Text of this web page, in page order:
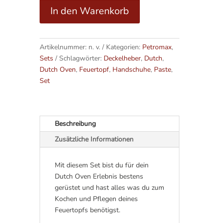
-
ohne
Füße,
Deckelheber,
Ringreiniger,
Menge
In den Warenkorb
l
t
e
r
n
i
v
Artikelnummer: n. v. Kategorien: Petromax,
Sets
Schlagwörter: Deckelheber, Dutch,
Dutch Oven, Feuertopf, Handschuhe, Paste,
Set
Beschreibung
Zusätzliche Informationen
Mit diesem Set bist du für dein
Dutch Oven Erlebnis bestens
gerüstet und hast alles was du zum
Kochen und Pflegen deines
Feuertopfs benötigst.